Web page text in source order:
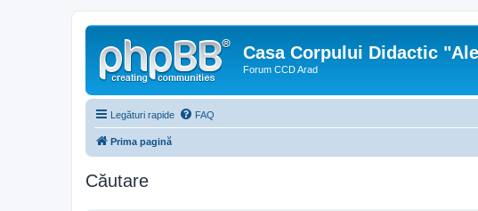
Casa Corpului Didactic
Forum CCD Arad
Legături rapide FAQ
Prima pagină
Căutare